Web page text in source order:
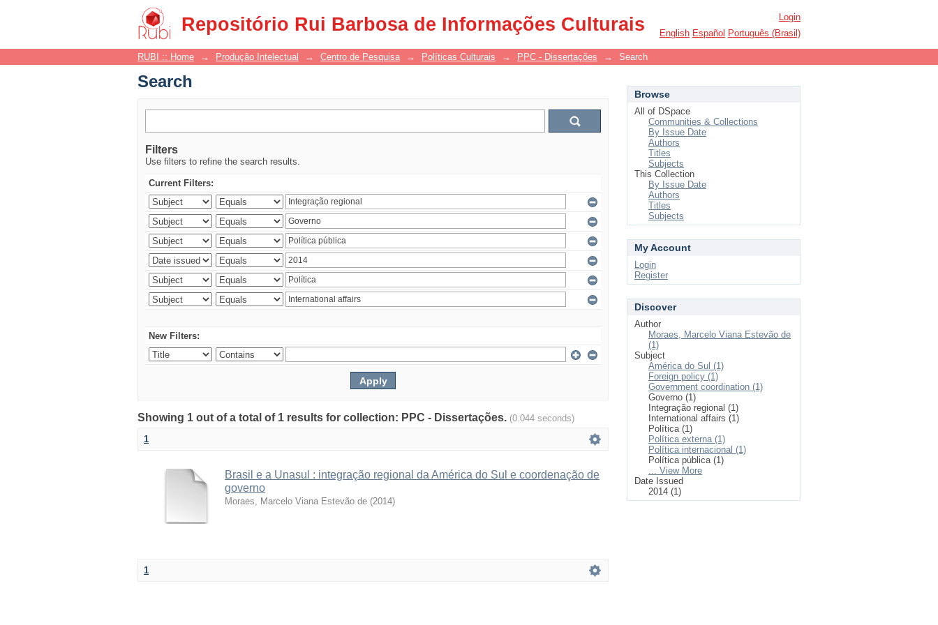
Repositório Rui Barbosa de Informações Culturais
Search
Login
English Español Português (Brasil)
RUBI :: Home → Produção Intelectual → Centro de Pesquisa → Políticas Culturais → PPC - Dissertações → Search
Search
Filters
Use filters to refine the search results.
Current Filters:
New Filters:
Showing 1 out of a total of 1 results for collection: PPC - Dissertações. (0.044 seconds)
1
Brasil e a Unasul : integração regional da América do Sul e coordenação de
governo
Moraes, Marcelo Viana Estevão de (2014)
1
Browse
All of DSpace
Communities & Collections
By Issue Date
Authors
Titles
Subjects
This Collection
By Issue Date
Authors
Titles
Subjects
My Account
Login
Register
Discover
Author
Moraes, Marcelo Viana Estevão de
(1)
Subject
América do Sul (1)
Foreign policy (1)
Government coordination (1)
Governo (1)
Integração regional (1)
International affairs (1)
Política (1)
Política externa (1)
Política internacional (1)
Política pública (1)
... View More
Date Issued
2014 (1)